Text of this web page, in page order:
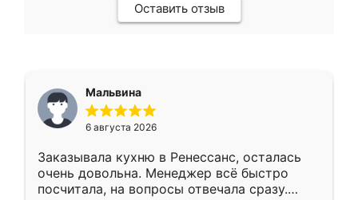
Оставить отзыв
Мальвина
6 августа 2026
Заказывала кухню в Ренессанс, осталась
очень довольна. Менеджер всё быстро
посчитала, на вопросы отвечала сразу.